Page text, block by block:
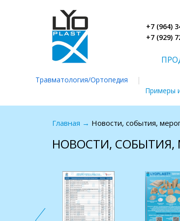
Травматология/Ортопедия |
+7 (964)
+7 (929)
Примеры
Главная → Новости, события,
НОВОСТИ,